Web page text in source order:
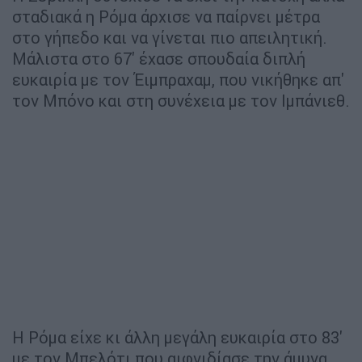
σταδιακά η Ρόμα άρχισε να παίρνει μέτρα
στο γήπεδο και να γίνεται πιο απειλητική.
Μάλιστα στο 67' έχασε σπουδαία διπλή
ευκαιρία με τον Έιμπραχαμ, που νικήθηκε απ'
τον Μπόνο και στη συνέχεια με τον Ιμπάνιεθ.
Η Ρόμα είχε κι άλλη μεγάλη ευκαιρία στο 83'